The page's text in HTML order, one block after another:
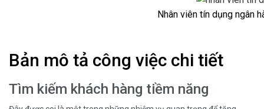
Nhân viên tín dụng ngân
Bản mô tả công việc chi tiết
Tìm kiếm khách hàng tiềm năng